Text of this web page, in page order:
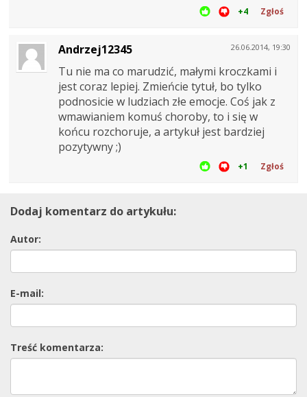
+4 Zgłoś
26.06.2014, 19:30
Andrzej12345
Tu nie ma co marudzić, małymi kroczkami i
jest coraz lepiej. Zmieńcie tytuł, bo tylko
podnosicie w ludziach złe emocje. Coś jak z
wmawianiem komuś choroby, to i się w
końcu rozchoruje, a artykuł jest bardziej
pozytywny ;)
+1 Zgłoś
Dodaj komentarz do artykułu:
Autor:
E-mail:
Treść komentarza: